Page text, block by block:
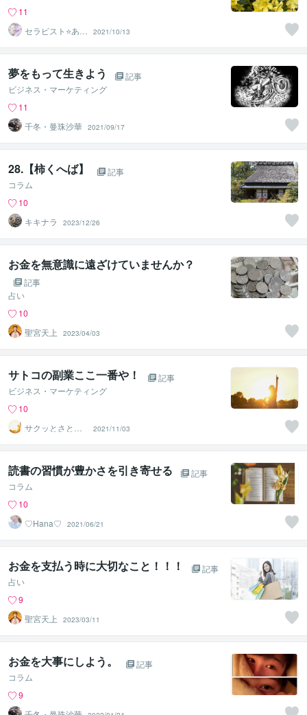
11
セラピスト⭐あみ
✨
2021/10/13
夢をもって生きよう
記事
ビジネス・マーケティング
11
千冬・曼珠沙華 2021/09/17
28.【柿くへば】
記事
コラム
10
キキナラ
2023/12/26
お金を無意識に遠ざけていませんか？
記事
占い
10
聖宮天上
2023/04/03
サトコの副業ここ一番や！
記事
ビジネス・マーケティング
10
サクッとさとこ
♡
2021/11/03
読書の習慣が豊かさを引き寄せる
記事
コラム
10
♡Hana♡
2021/06/21
お金を支払う時に大切なこと！！！
記事
占い
9
聖宮天上
2023/03/11
お金を大事にしよう。
記事
コラム
9